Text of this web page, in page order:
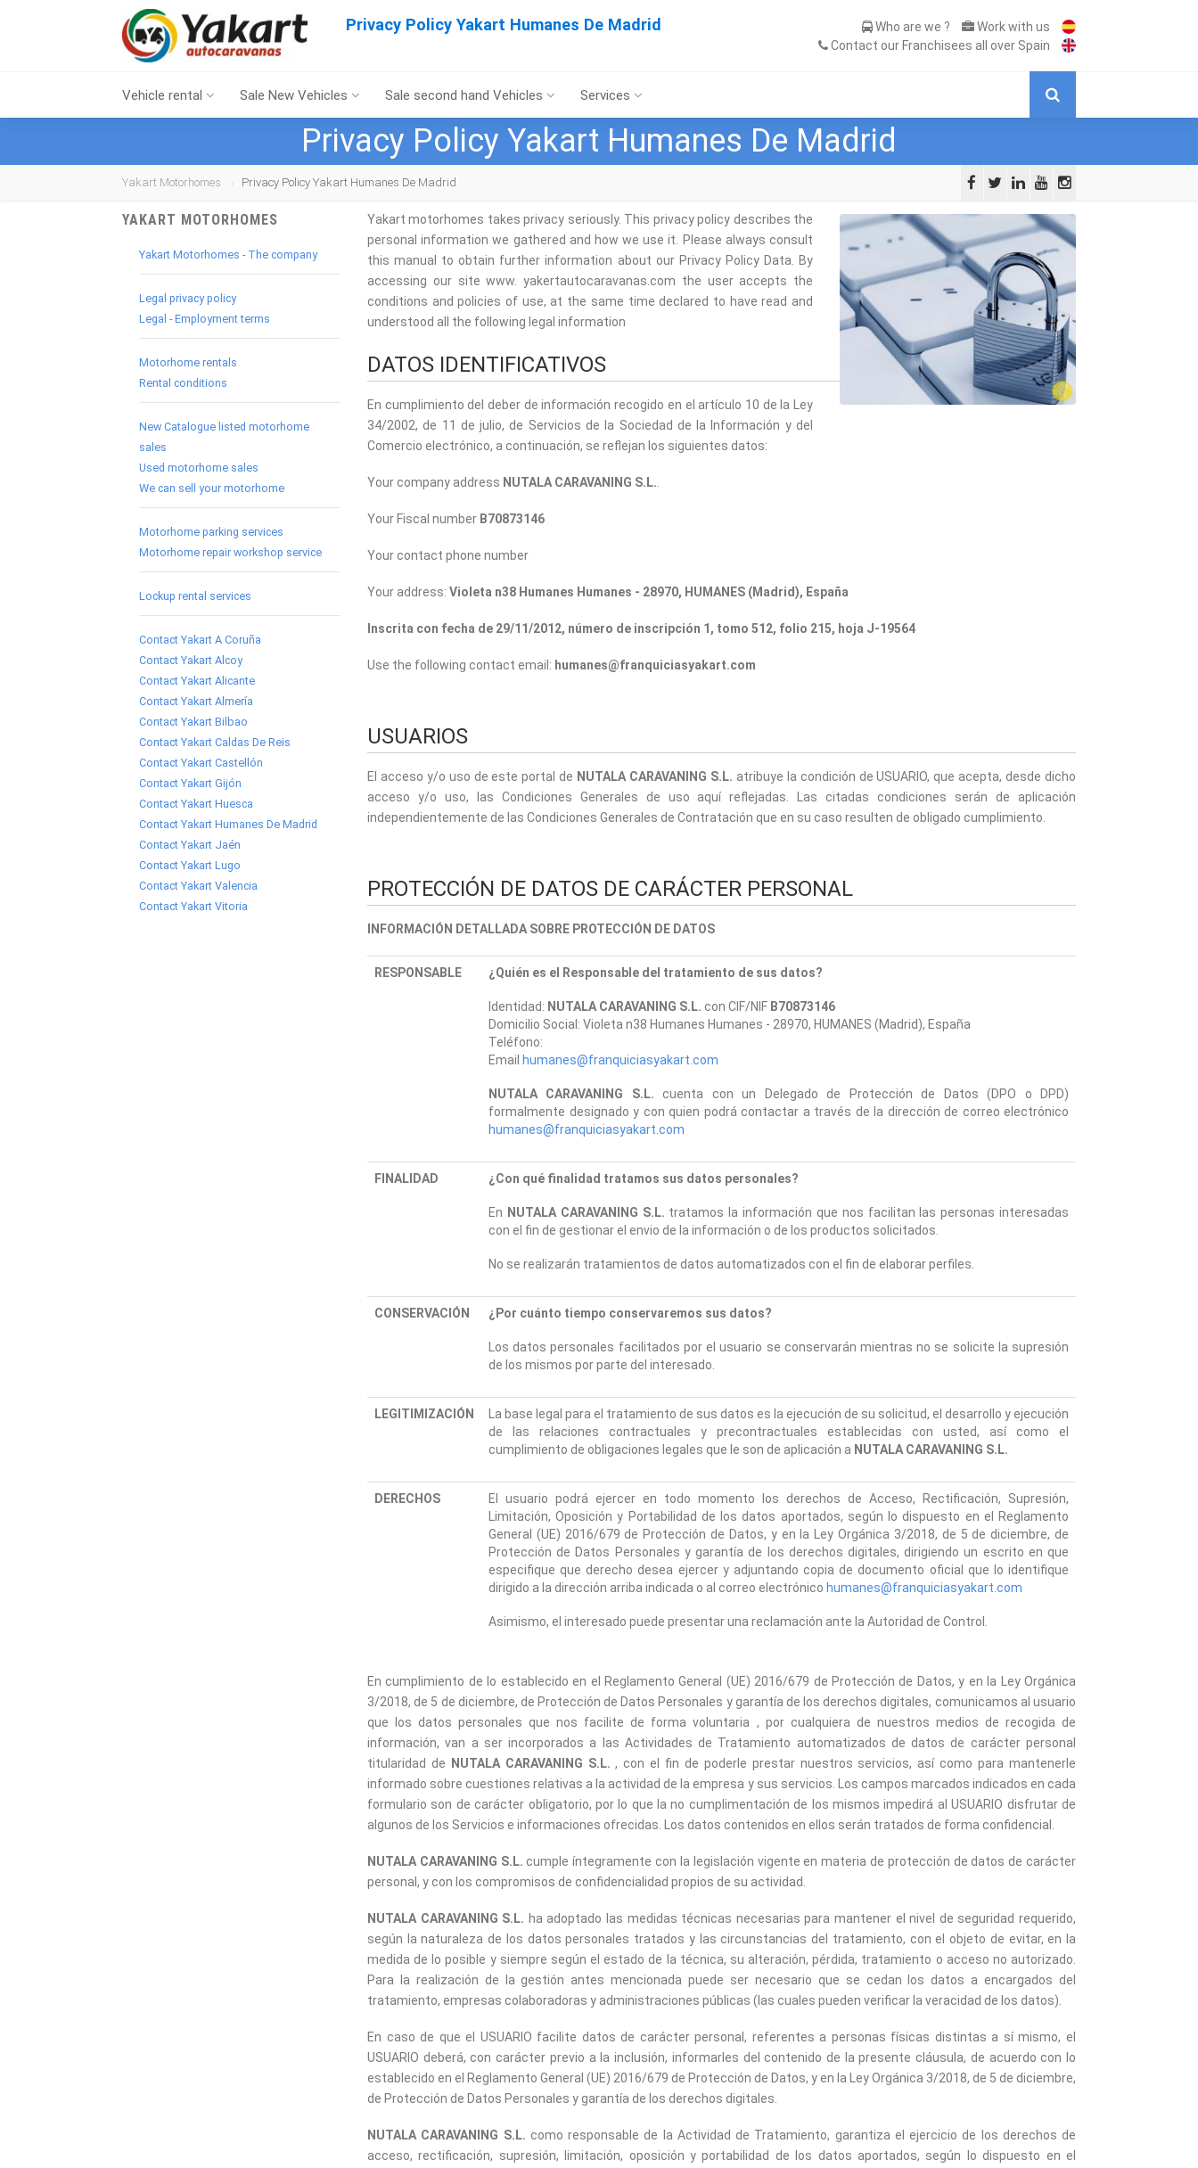
Privacy Policy Yakart Humanes De Madrid Who are we ?
Work with us
Contact our Franchisees all over Spain
Vehicle rental Sale New Vehicles Sale second hand Vehicles Services
Privacy Policy Yakart Humanes De Madrid
Yakart Motorhomes Privacy Policy Yakart Humanes De Madrid
Yakart motorhomes takes privacy seriously. This privacy policy describes the
personal information we gathered and how we use it. Please always consult
this manual to obtain further information about our Privacy Policy Data. By
accessing our site www. yakertautocaravanas.com the user accepts the
conditions and policies of use, at the same time declared to have read and
understood all the following legal information
DATOS IDENTIFICATIVOS
En cumplimiento del deber de información recogido en el artículo 10 de la Ley
34/2002, de 11 de julio, de Servicios de la Sociedad de la Información y del
Comercio electrónico, a continuación, se reflejan los siguientes datos:
Your company address NUTALA CARAVANING S.L.
Your Fiscal number B70873146
Your contact phone number
Your address: Violeta n38 Humanes Humanes - 28970, HUMANES (Madrid), España
Inscrita con fecha de 29/11/2012, número de inscripción 1, tomo 512, folio 215, hoja J-19564
Use the following contact email: humanes@franquiciasyakart.com
USUARIOS
El acceso y/o uso de este portal de NUTALA CARAVANING S.L. atribuye la condición de USUARIO, que acepta, desde dicho
acceso y/o uso, las Condiciones Generales de uso aquí reflejadas. Las citadas condiciones serán de aplicación
independientemente de las Condiciones Generales de Contratación que en su caso resulten de obligado cumplimiento.
PROTECCIÓN DE DATOS DE CARÁCTER PERSONAL
INFORMACIÓN DETALLADA SOBRE PROTECCIÓN DE DATOS
RESPONSABLE ¿Quién es el Responsable del tratamiento de sus datos?
Identidad: NUTALA CARAVANING S.L. con CIF/NIF B70873146
Domicilio Social: Violeta n38 Humanes Humanes - 28970, HUMANES (Madrid), España
Teléfono:
Email humanes@franquiciasyakart.com
NUTALA CARAVANING S.L. cuenta con un Delegado de Protección de Datos (DPO o DPD)
formalmente designado y con quien podrá contactar a través de la dirección de correo electrónico
humanes@franquiciasyakart.com
FINALIDAD ¿Con qué finalidad tratamos sus datos personales?
En NUTALA CARAVANING S.L. tratamos la información que nos facilitan las personas interesadas
con el fin de gestionar el envio de la información o de los productos solicitados.
No se realizarán tratamientos de datos automatizados con el fin de elaborar perfiles.
CONSERVACIÓN ¿Por cuánto tiempo conservaremos sus datos?
Los datos personales facilitados por el usuario se conservarán mientras no se solicite la supresión
de los mismos por parte del interesado.
LEGITIMIZACIÓN
La base legal para el tratamiento de sus datos es la ejecución de su solicitud, el desarrollo y ejecución
de las relaciones contractuales y precontractuales establecidas con usted, así como el
cumplimiento de obligaciones legales que le son de aplicación a NUTALA CARAVANING S.L.
DERECHOS
El usuario podrá ejercer en todo momento los derechos de Acceso, Rectificación, Supresión,
Limitación, Oposición y Portabilidad de los datos aportados, según lo dispuesto en el Reglamento
General (UE) 2016/679 de Protección de Datos, y en la Ley Orgánica 3/2018, de 5 de diciembre, de
Protección de Datos Personales y garantía de los derechos digitales, dirigiendo un escrito en que
especifique que derecho desea ejercer y adjuntando copia de documento oficial que lo identifique
dirigido a la dirección arriba indicada o al correo electrónico humanes@franquiciasyakart.com
Asimismo, el interesado puede presentar una reclamación ante la Autoridad de Control.
En cumplimiento de lo establecido en el Reglamento General (UE) 2016/679 de Protección de Datos, y en la Ley Orgánica
3/2018, de 5 de diciembre, de Protección de Datos Personales y garantía de los derechos digitales, comunicamos al usuario
que los datos personales que nos facilite de forma voluntaria , por cualquiera de nuestros medios de recogida de
información, van a ser incorporados a las Actividades de Tratamiento automatizados de datos de carácter personal
titularidad de
NUTALA CARAVANING S.L. , con el fin de poderle prestar nuestros servicios, así como para mantenerle
informado sobre cuestiones relativas a la actividad de la empresa y sus servicios. Los campos marcados indicados en cada
formulario son de carácter obligatorio, por lo que la no cumplimentación de los mismos impedirá al USUARIO disfrutar de
algunos de los Servicios e informaciones ofrecidas. Los datos contenidos en ellos serán tratados de forma confidencial.
NUTALA CARAVANING S.L. cumple íntegramente con la legislación vigente en materia de protección de datos de carácter
personal, y con los compromisos de confidencialidad propios de su actividad.
NUTALA CARAVANING S.L. ha adoptado las medidas técnicas necesarias para mantener el nivel de seguridad requerido,
según la naturaleza de los datos personales tratados y las circunstancias del tratamiento, con el objeto de evitar, en la
medida de lo posible y siempre según el estado de la técnica, su alteración, pérdida, tratamiento o acceso no autorizado.
Para la realización de la gestión antes mencionada puede ser necesario que se cedan los datos a encargados del
tratamiento, empresas colaboradoras y administraciones públicas (las cuales pueden verificar la veracidad de los datos).
En caso de que el USUARIO facilite datos de carácter personal, referentes a personas físicas distintas a sí mismo, el
USUARIO deberá, con carácter previo a la inclusión, informarles del contenido de la presente cláusula, de acuerdo con lo
establecido en el Reglamento General (UE) 2016/679 de Protección de Datos, y en la Ley Orgánica 3/2018, de 5 de diciembre,
de Protección de Datos Personales y garantía de los derechos digitales.
NUTALA CARAVANING S.L. como responsable de la Actividad de Tratamiento, garantiza el ejercicio de los derechos de
acceso, rectificación, supresión, limitación, oposición y portabilidad de los datos aportados, según lo dispuesto en el
YAKART MOTORHOMES
Yakart Motorhomes - The company
Legal privacy policy
Legal - Employment terms
Motorhome rentals
Rental conditions
New Catalogue listed motorhome
sales
Used motorhome sales
We can sell your motorhome
Motorhome parking services
Motorhome repair workshop service
Lockup rental services
Contact Yakart A Coruña
Contact Yakart Alcoy
Contact Yakart Alicante
Contact Yakart Almería
Contact Yakart Bilbao
Contact Yakart Caldas De Reis
Contact Yakart Castellón
Contact Yakart Gijón
Contact Yakart Huesca
Contact Yakart Humanes De Madrid
Contact Yakart Jaén
Contact Yakart Lugo
Contact Yakart Valencia
Contact Yakart Vitoria